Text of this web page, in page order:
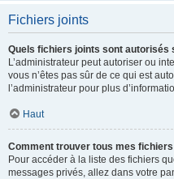
Fichiers joints
Quels fichiers joints sont autorisés
L’administrateur peut autoriser ou
vous n’êtes pas sûr de ce qui est
l’administrateur pour plus
Haut
Comment trouver tous mes
Pour accéder à la liste des fichiers
messages privés, allez dans votre